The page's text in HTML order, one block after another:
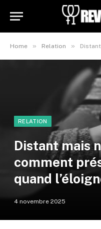
Home » Relation » Distant mais
RELATION
Distant mais
comment
quand
4 novembre 2025